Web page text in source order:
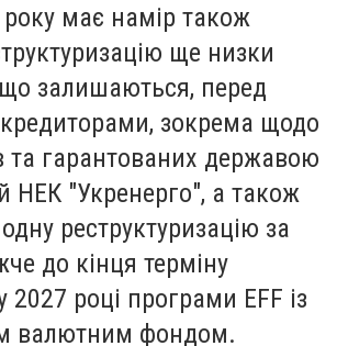
року має намір також
ще низки
залишаються, перед
зокрема щодо
та гарантованих державою
НЕК "Укренерго", а також
реструктуризацію за
до кінця терміну
році програми EFF із
валютним фондом.